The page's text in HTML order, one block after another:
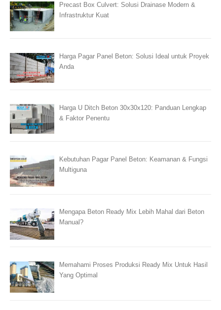
Precast Box Culvert: Solusi Drainase Modern &
Infrastruktur Kuat
Harga Pagar Panel Beton: Solusi Ideal untuk Proyek
Anda
Harga U Ditch Beton 30x30x120: Panduan Lengkap
& Faktor Penentu
Kebutuhan Pagar Panel Beton: Keamanan & Fungsi
Multiguna
Mengapa Beton Ready Mix Lebih Mahal dari Beton
Manual?
Memahami Proses Produksi Ready Mix Untuk Hasil
Yang Optimal